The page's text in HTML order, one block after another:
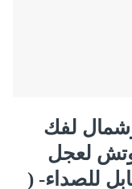
لفك
لعجل
للصداء- (